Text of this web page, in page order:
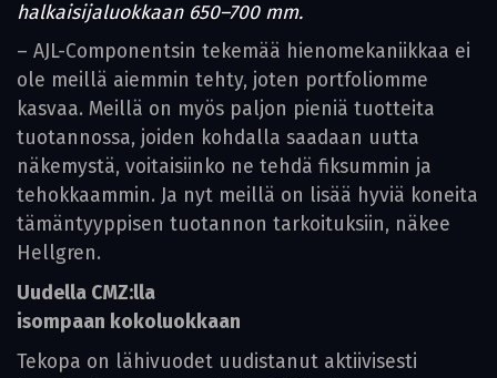
halkaisijaluokkaan 650–700 mm.
– AJL-Componentsin tekemää hienomekaniikkaa ei
ole meillä aiemmin tehty, joten portfoliomme
kasvaa. Meillä on myös paljon pieniä tuotteita
tuotannossa, joiden kohdalla saadaan uutta
näkemystä, voitaisiinko ne tehdä fiksummin ja
tehokkaammin. Ja nyt meillä on lisää hyviä koneita
tämäntyyppisen tuotannon tarkoituksiin, näkee
Hellgren.
Uudella CMZ:lla
isompaan kokoluokkaan
Tekopa on lähivuodet uudistanut aktiivisesti